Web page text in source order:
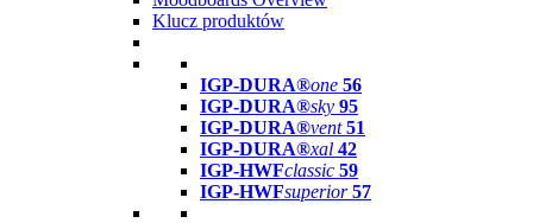
Klucz produktów
IGP-DURA®one 56
IGP-DURA®sky 95
IGP-DURA®vent 51
IGP-DURA®xal 42
IGP-HWFclassic 59
IGP-HWFsuperior 57